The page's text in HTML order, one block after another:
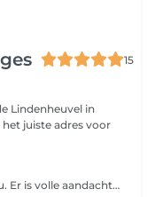
15
Lindenheuvel in
juiste adres voor
Deze massage richt zich volledig op jou. Er is volle aandacht voor die plekken waar stress en vermoeidheid vaak het meest voelbaar zijn: rond je nek en schouders. De aangename massagetechnieken en zachte bewegingen geven je maximale ontspanning. Indien gewenst pak ik ook de spierknopjes aan in de behandeling.